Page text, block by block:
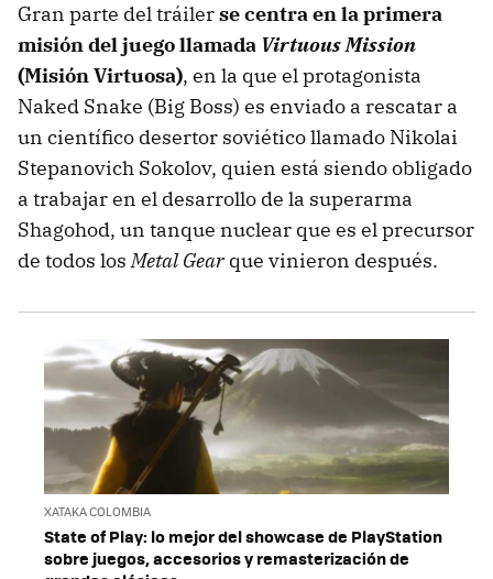
Gran parte del tráilerse centra en la primera
misión del juego llamada Virtuous Mission
(Misión Virtuosa), en la que el protagonista
Naked Snake (Big Boss) es enviado a rescatar a
un científico desertor soviético llamado Nikolai
Stepanovich Sokolov, quien está siendo obligado
a trabajar en el desarrollo de la superarma
Shagohod, un tanque nuclear que es el precursor
de todos losMetal Gearque vinieron después.
XATAKA COLOMBIA
State of Play: lo mejor del showcase de PlayStation
sobre juegos, accesorios y remasterización de